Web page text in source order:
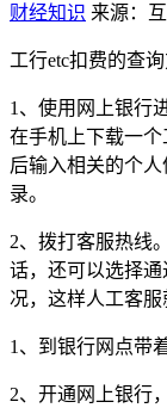
财经知识 来源：
工行etc扣费的查询
1、使用网上银行
在手机上下载一
后输入相关的个
录。
2、拨打客服热线
话，还可以选择
况，这样人工客服
1、到银行网点带
2、开通网上银行